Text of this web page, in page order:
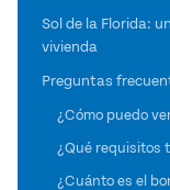
Sol de la Florida:
vivienda
Preguntas
¿Cómo puedo
¿Qué requisitos
¿Cuánto es el